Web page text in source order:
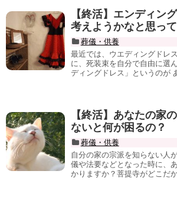
【終活】エンディン
考えようかなと思っ
葬儀・供養
最近では、ウエディングドレ
に、死装束を自分で自由に選
ディングドレス」というのが
【終活】あなたの家
ないと何が困るの？
葬儀・供養
自分の家の宗派を知らない人
儀や法要などとなった時に、
かりますか？菩提寺がどこだ